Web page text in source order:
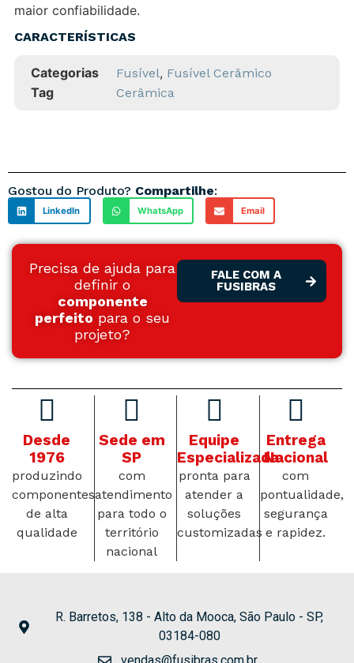
maior confiabilidade.
CARACTERÍSTICAS
Categorias Fusível, Fusível Cerâmico
Tag Cerâmica
Gostou do Produto? Compartilhe:
LinkedIn WhatsApp Email
Precisa de ajuda para
definir o
componente
perfeito para o seu
projeto?
FALE COM A
FUSIBRAS
Desde
1976
produzindo
componentes
de alta
qualidade
Sede em
SP
com
atendimento
para todo o
território
nacional
Equipe
Especializada
pronta para
atender a
soluções
customizadas
Entrega
Nacional
com
pontualidade,
segurança
e rapidez.
R. Barretos, 138 - Alto da Mooca, São Paulo - SP,
03184-080